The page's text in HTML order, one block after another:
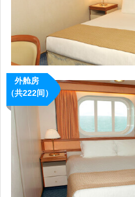
外舱房
（共222间）